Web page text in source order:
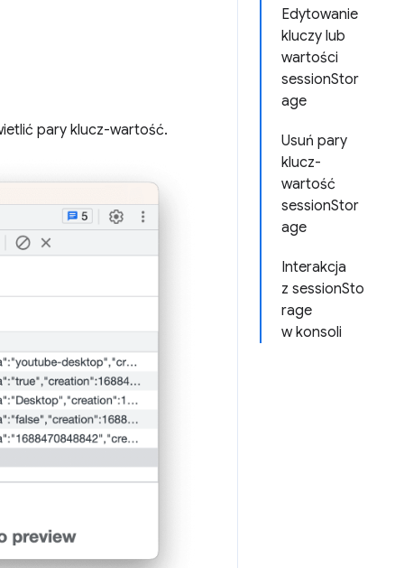
Edytowanie
kluczy lub
wartości
sessionStor
age
Usuń pary
klucz-
wartość
sessionStor
age
Interakcja
z sessionSto
rage
w konsoli
pary klucz-wartość.